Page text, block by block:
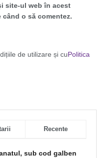
site-ul web în acest
o să comentez.
de utilizare și cuPolitica
Recente
sub cod galben